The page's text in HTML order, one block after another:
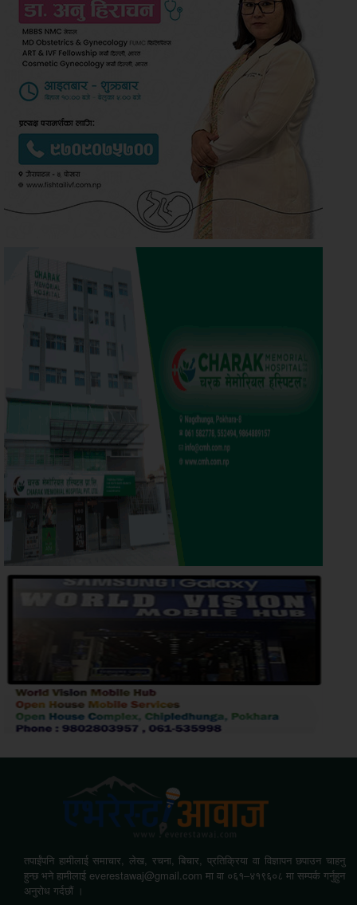
तपाईंपनि हामीलाई समाचार, लेख, रचना, बिचार, प्रतिक्रिया वा विज्ञापन छपाउन चाहनु
हुन्छ भने हामीलाई everestawaj@gmail.com मा वा ०६१–४१९६०८ मा सम्पर्क गर्नुहुन
अनुरोध गर्दछौं ।